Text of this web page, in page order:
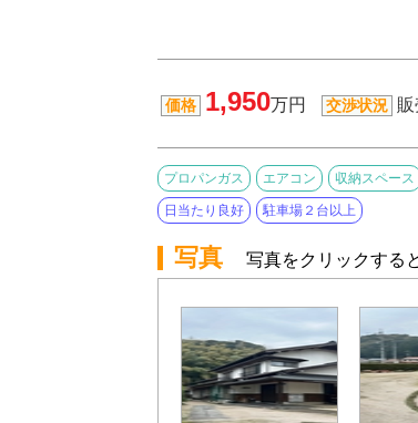
価格 1,950万円 交渉状況 販
プロパンガス エアコン 収納スペース
日当たり良好 駐車場２台以上
写真 写真をクリックする